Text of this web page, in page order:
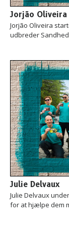
Jorjão Oliveira
Jorjão Oliveira
udbreder
Julie Delvaux
Julie Delvaux
for at hjælpe dem